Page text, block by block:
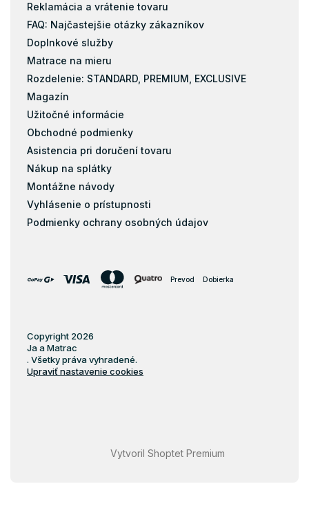
Reklamácia a vrátenie tovaru
FAQ: Najčastejšie otázky zákazníkov
Doplnkové služby
Matrace na mieru
Rozdelenie: STANDARD, PREMIUM, EXCLUSIVE
Magazín
Užitočné informácie
Obchodné podmienky
Asistencia pri doručení tovaru
Nákup na splátky
Montážne návody
Vyhlásenie o prístupnosti
Podmienky ochrany osobných údajov
Prevod Dobierka
Vytvoril Shoptet Premium
Copyright 2026
Ja a Matrac
. Všetky práva vyhradené.
Upraviť nastavenie cookies